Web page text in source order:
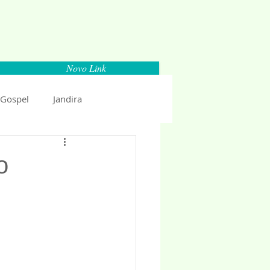
Novo Link
Jandira
Espaço Parlamentar